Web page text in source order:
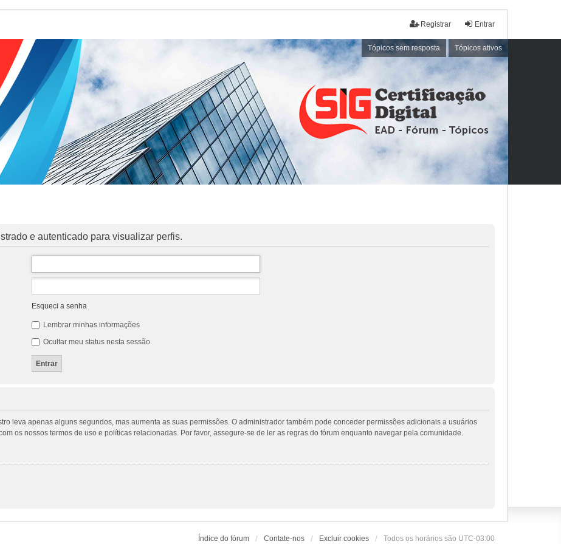
Entrar
Registrar
Tópicos sem resposta Tópicos ativos
e autenticado para visualizar perfis.
Esqueci a senha
Lembrar minhas informações
Ocultar meu status nesta sessão
leva apenas alguns segundos, mas aumenta as suas permissões. O administrador também pode conceder permissões adicionais a usuários
os nossos termos de uso e políticas relacionadas. Por favor, assegure-se de ler as regras do fórum enquanto navegar pela comunidade.
Índice do fórum Contate-nos Excluir cookies Todos os horários são UTC-03:00